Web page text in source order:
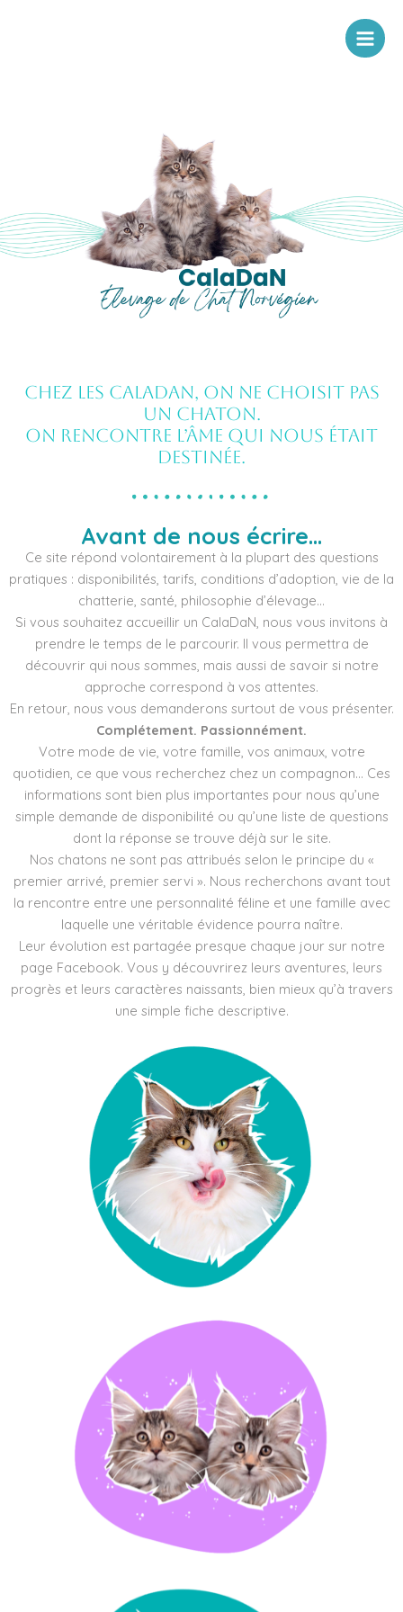
CHEZ LES CALADAN, on ne choisit pas
un chaton.
On rencontre l’âme qui nous était
destinée.
Avant de nous écrire…
Ce site répond volontairement à la plupart des questions
pratiques : disponibilités, tarifs, conditions d’adoption, vie de la
chatterie, santé, philosophie d’élevage…
Si vous souhaitez accueillir un CalaDaN, nous vous invitons à
prendre le temps de le parcourir. Il vous permettra de
découvrir qui nous sommes, mais aussi de savoir si notre
approche correspond à vos attentes.
En retour, nous vous demanderons surtout de vous présenter.
Complétement. Passionnément.
Votre mode de vie, votre famille, vos animaux, votre
quotidien, ce que vous recherchez chez un compagnon… Ces
informations sont bien plus importantes pour nous qu’une
simple demande de disponibilité ou qu’une liste de questions
dont la réponse se trouve déjà sur le site.
Nos chatons ne sont pas attribués selon le principe du «
premier arrivé, premier servi ». Nous recherchons avant tout
la rencontre entre une personnalité féline et une famille avec
laquelle une véritable évidence pourra naître.
Leur évolution est partagée presque chaque jour sur notre
page Facebook. Vous y découvrirez leurs aventures, leurs
progrès et leurs caractères naissants, bien mieux qu’à travers
une simple fiche descriptive.